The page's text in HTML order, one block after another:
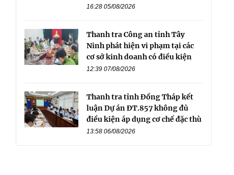
16:28 05/08/2026
Thanh tra Công an tỉnh Tây
Ninh phát hiện vi phạm tại các
cơ sở kinh doanh có điều kiện
12:39 07/08/2026
Thanh tra tỉnh Đồng Tháp kết
luận Dự án ĐT.857 không đủ
điều kiện áp dụng cơ chế đặc thù
13:58 06/08/2026